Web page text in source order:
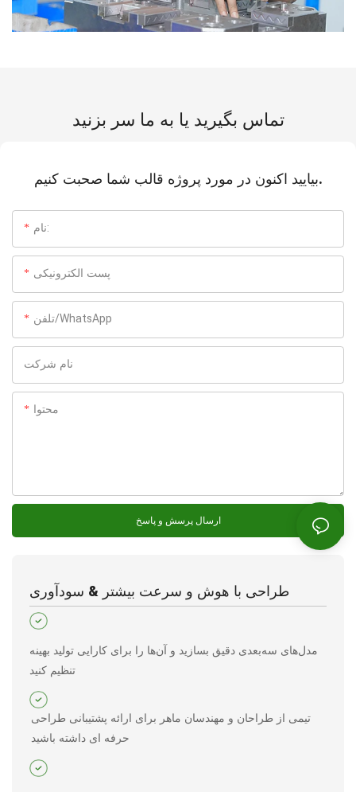
تماس بگیرید یا به ما سر بزنید
بیایید اکنون در مورد پروژه قالب شما صحبت کنیم.
نام:
پست الکترونیکی
تلفن/WhatsApp
نام شرکت
محتوا
ارسال پرسش و پاسخ
طراحی با هوش و سرعت بیشتر & سودآوری
مدل‌های سه‌بعدی دقیق بسازید و آن‌ها را برای کارایی تولید بهینه
تنظیم کنید
تیمی از طراحان و مهندسان ماهر برای ارائه پشتیبانی طراحی
حرفه ای داشته باشید